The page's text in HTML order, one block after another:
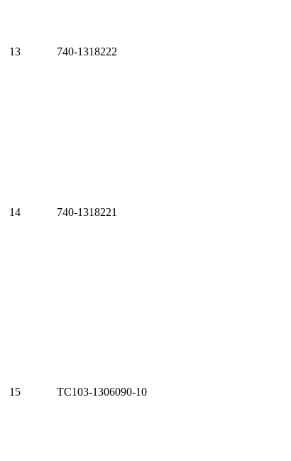
13 740-1318222
14 740-1318221
15 ТС103-1306090-10